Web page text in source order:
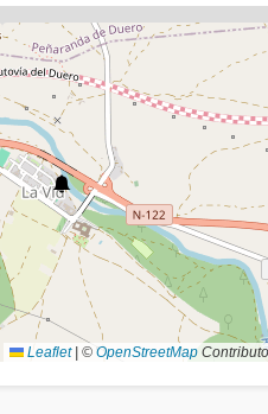
Leaflet © OpenStreetMap